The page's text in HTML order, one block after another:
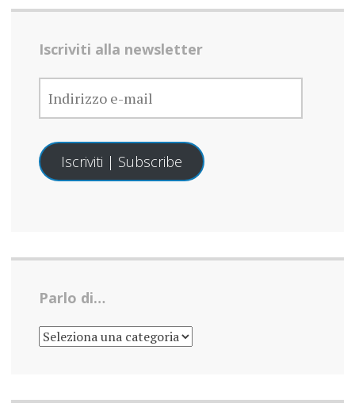
Iscriviti alla newsletter
INDIRIZZO
E-
MAIL
Iscriviti | Subscribe
Parlo di…
PARLO
DI…